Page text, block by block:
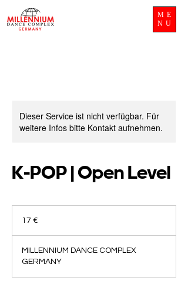
ME
NU
Dieser Service ist nicht verfügbar. Für
weitere Infos bitte Kontakt aufnehmen.
K-POP | Open Level
17 €
MILLENNIUM DANCE COMPLEX
GERMANY